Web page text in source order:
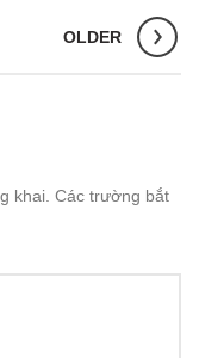
OLDER
khai. Các trường bắt